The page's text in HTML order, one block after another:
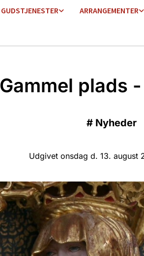
GUDSTJENESTER ARRANGEMENTER
Gammel plads
# Nyheder
Udgivet onsdag d. 13. august